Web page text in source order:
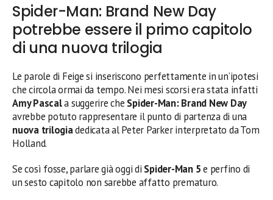
Spider-Man: Brand New Day
potrebbe essere il primo capitolo
di una nuova trilogia
Le parole di Feige si inseriscono perfettamente in un’ipotesi
che circola ormai da tempo. Nei mesi scorsi era stata infatti
Amy Pascala suggerire che Spider-Man: Brand New Day
avrebbe potuto rappresentare il punto di partenza di una
nuova trilogiadedicata al Peter Parker interpretato da Tom
Holland.
Se così fosse, parlare già oggi di Spider-Man 5e perfino di
un sesto capitolo non sarebbe affatto prematuro.